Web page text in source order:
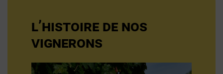
L’HISTOIRE DE NOS
VIGNERONS